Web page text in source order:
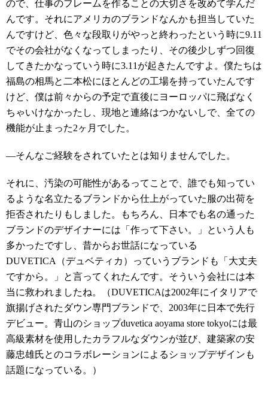
ので、仕事のフレームを作ることの大切さを改めて学んだ
んです。それにアメリカのブランドなんかも担当していた
んですけど、色々な段取りがやっと終わったという時に9.11
でその会社がなくなってしまったり、その後少しずつ回復
してきたかなっていう時に3.11が起きたんですよ。僕たちは
福島の相馬と二本松にほとんどの工場を持っていたんです
けど、僕は前々からの予定で直後にヨーロッパに飛ばなく
ちゃいけなかったし、現地と連絡はつかないしで、全ての
機能が止まった2ヶ月でした。
―そんなご経験をされていたとは知りませんでした。
それに、汚染の可能性があるってことで、誰でも知ってい
るような名立たるブランドから仕上がっていた服の出荷を
拒否されたりもしました。もちろん、日本でも名の通った
ブランドのデザイナーには「作って下さい。」という人も
多かったですし、昔からお世話になっている
DUVETICA（デュベティカ）っていうブランドも「大丈夫
ですから。」と言ってくれたんです。そういう会社には本
当に救われましたね。（DUVETICAは2002年にイタリアで
旗揚げされたダウン専門ブランドで、2003年に日本で先行
デビュー。青山のショップduvetica aoyama store tokyoには最
高級素材を使用したカラフルなダウンが並び、建築家の安
藤忠雄氏とのコラボレーションによるショップデザインも
話題になっている。）